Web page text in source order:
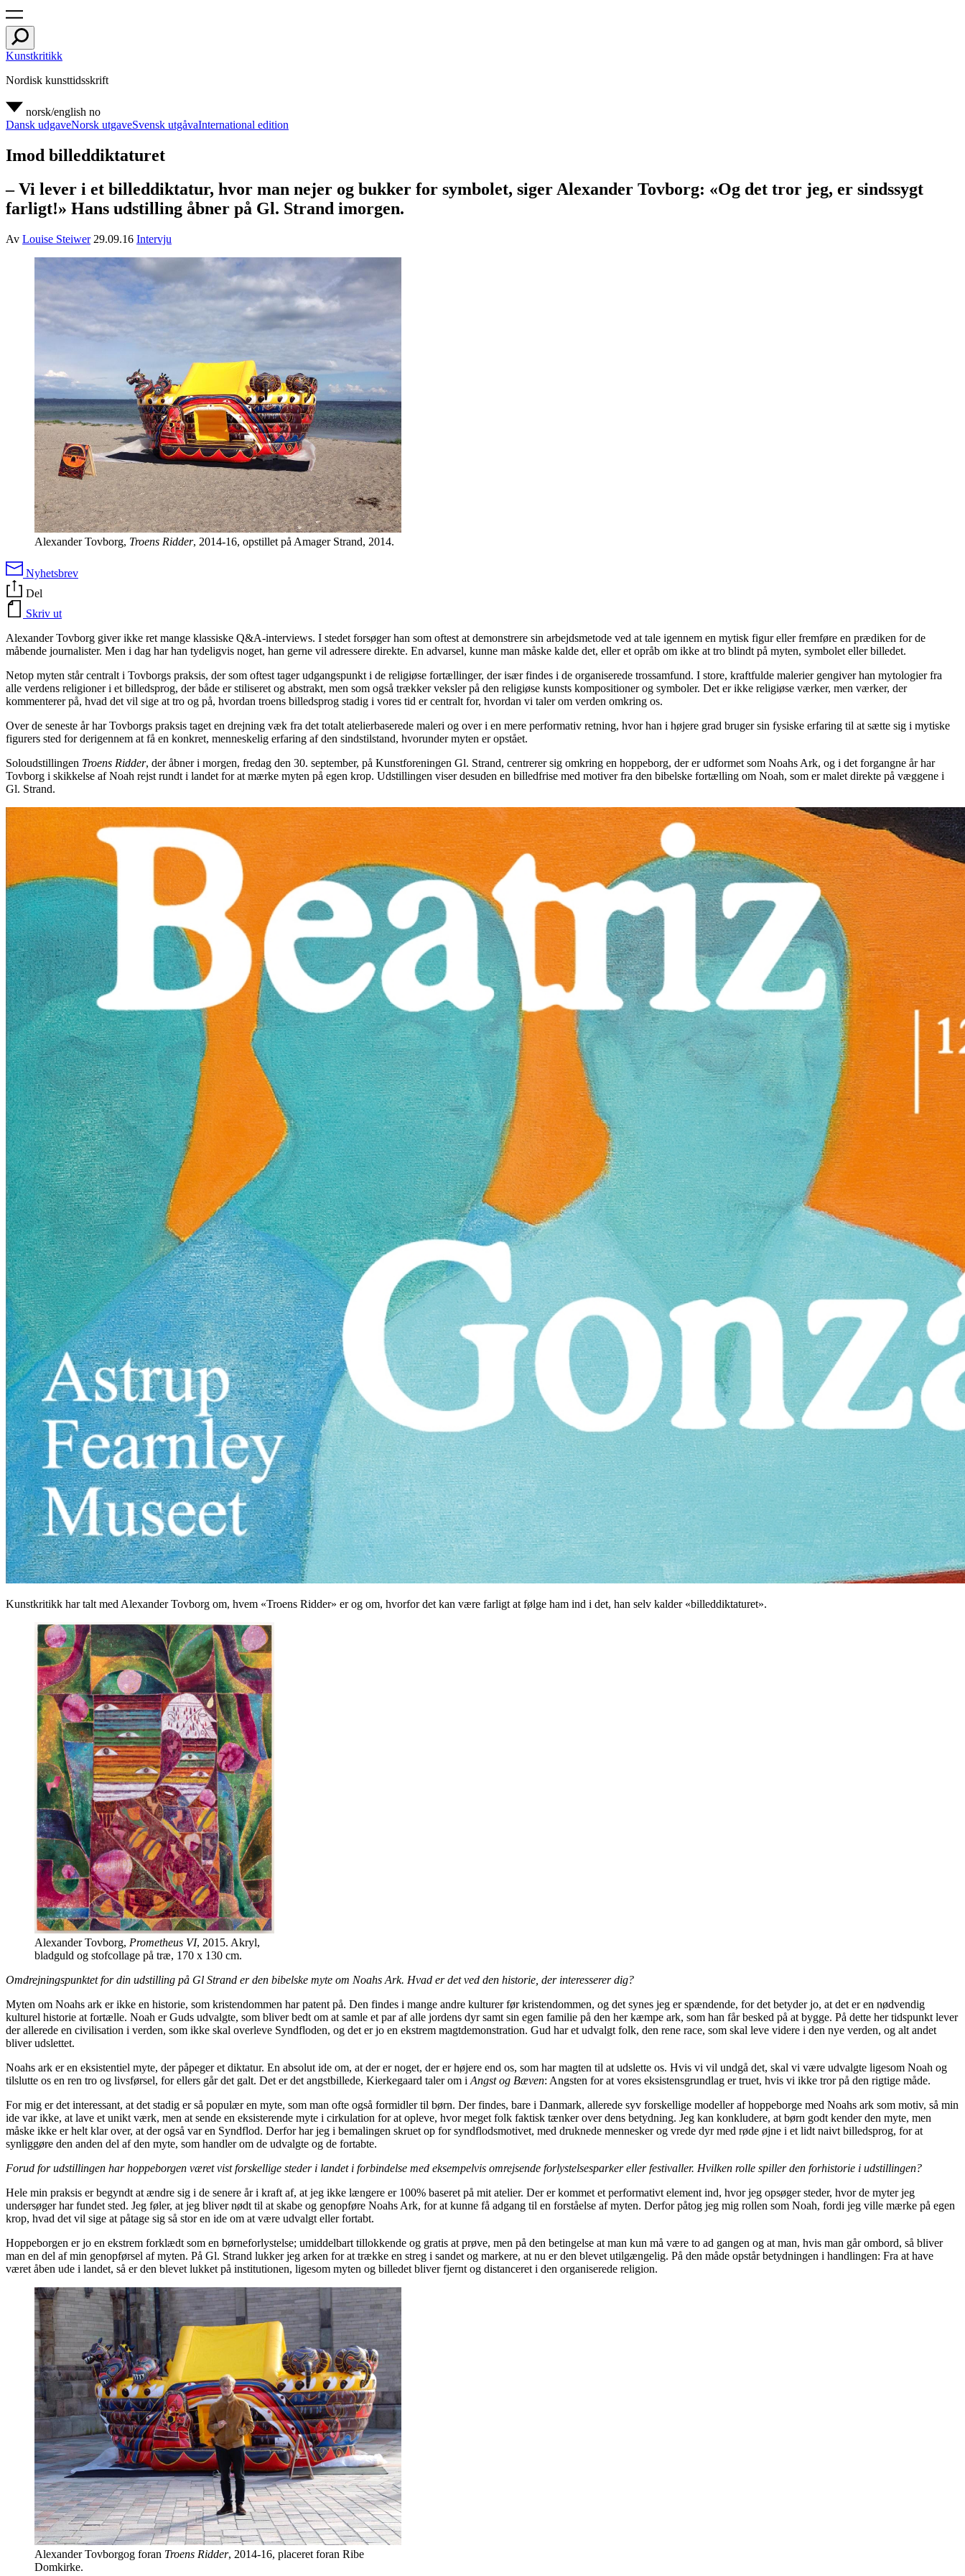
Kunstkritikk
Nordisk kunsttidsskrift
norsk/english no
Dansk udgaveNorsk utgaveSvensk utgåvaInternational edition
Imod billeddiktaturet
– Vi lever i et billeddiktatur, hvor man nejer og bukker for symbolet, siger Alexander Tovborg: «Og det tror jeg, er sindssygt
farligt!» Hans udstilling åbner på Gl. Strand imorgen.
Av Louise Steiwer 29.09.16 Intervju
Alexander Tovborg, Troens Ridder, 2014-16, opstillet på Amager Strand, 2014.
Nyhetsbrev
Del
Skriv ut
Alexander Tovborg giver ikke ret mange klassiske Q&A-interviews. I stedet forsøger han som oftest at demonstrere sin arbejdsmetode ved at tale igennem en mytisk figur eller fremføre en prædiken for de
måbende journalister. Men i dag har han tydeligvis noget, han gerne vil adressere direkte. En advarsel, kunne man måske kalde det, eller et opråb om ikke at tro blindt på myten, symbolet eller billedet.
Netop myten står centralt i Tovborgs praksis, der som oftest tager udgangspunkt i de religiøse fortællinger, der især findes i de organiserede trossamfund. I store, kraftfulde malerier gengiver han mytologier fra
alle verdens religioner i et billedsprog, der både er stiliseret og abstrakt, men som også trækker veksler på den religiøse kunsts kompositioner og symboler. Det er ikke religiøse værker, men værker, der
kommenterer på, hvad det vil sige at tro og på, hvordan troens billedsprog stadig i vores tid er centralt for, hvordan vi taler om verden omkring os.
Over de seneste år har Tovborgs praksis taget en drejning væk fra det totalt atelierbaserede maleri og over i en mere performativ retning, hvor han i højere grad bruger sin fysiske erfaring til at sætte sig i mytiske
figurers sted for derigennem at få en konkret, menneskelig erfaring af den sindstilstand, hvorunder myten er opstået.
Soloudstillingen Troens Ridder, der åbner i morgen, fredag den 30. september, på Kunstforeningen Gl. Strand, centrerer sig omkring en hoppeborg, der er udformet som Noahs Ark, og i det forgangne år har
Tovborg i skikkelse af Noah rejst rundt i landet for at mærke myten på egen krop. Udstillingen viser desuden en billedfrise med motiver fra den bibelske fortælling om Noah, som er malet direkte på væggene i
Gl. Strand.
Kunstkritikk har talt med Alexander Tovborg om, hvem «Troens Ridder» er og om, hvorfor det kan være farligt at følge ham ind i det, han selv kalder «billeddiktaturet».
Alexander Tovborg, Prometheus VI, 2015. Akryl,
bladguld og stofcollage på træ, 170 x 130 cm.
Omdrejningspunktet for din udstilling på Gl Strand er den bibelske myte om Noahs Ark. Hvad er det ved den historie, der interesserer dig?
Myten om Noahs ark er ikke en historie, som kristendommen har patent på. Den findes i mange andre kulturer før kristendommen, og det synes jeg er spændende, for det betyder jo, at det er en nødvendig
kulturel historie at fortælle. Noah er Guds udvalgte, som bliver bedt om at samle et par af alle jordens dyr samt sin egen familie på den her kæmpe ark, som han får besked på at bygge. På dette her tidspunkt lever
der allerede en civilisation i verden, som ikke skal overleve Syndfloden, og det er jo en ekstrem magtdemonstration. Gud har et udvalgt folk, den rene race, som skal leve videre i den nye verden, og alt andet
bliver udslettet.
Noahs ark er en eksistentiel myte, der påpeger et diktatur. En absolut ide om, at der er noget, der er højere end os, som har magten til at udslette os. Hvis vi vil undgå det, skal vi være udvalgte ligesom Noah og
tilslutte os en ren tro og livsførsel, for ellers går det galt. Det er det angstbillede, Kierkegaard taler om i Angst og Bæven: Angsten for at vores eksistensgrundlag er truet, hvis vi ikke tror på den rigtige måde.
For mig er det interessant, at det stadig er så populær en myte, som man ofte også formidler til børn. Der findes, bare i Danmark, allerede syv forskellige modeller af hoppeborge med Noahs ark som motiv, så min
ide var ikke, at lave et unikt værk, men at sende en eksisterende myte i cirkulation for at opleve, hvor meget folk faktisk tænker over dens betydning. Jeg kan konkludere, at børn godt kender den myte, men
måske ikke er helt klar over, at der også var en Syndflod. Derfor har jeg i bemalingen skruet op for syndflodsmotivet, med druknede mennesker og vrede dyr med røde øjne i et lidt naivt billedsprog, for at
synliggøre den anden del af den myte, som handler om de udvalgte og de fortabte.
Forud for udstillingen har hoppeborgen været vist forskellige steder i landet i forbindelse med eksempelvis omrejsende forlystelsesparker eller festivaller. Hvilken rolle spiller den forhistorie i udstillingen?
Hele min praksis er begyndt at ændre sig i de senere år i kraft af, at jeg ikke længere er 100% baseret på mit atelier. Der er kommet et performativt element ind, hvor jeg opsøger steder, hvor de myter jeg
undersøger har fundet sted. Jeg føler, at jeg bliver nødt til at skabe og genopføre Noahs Ark, for at kunne få adgang til en forståelse af myten. Derfor påtog jeg mig rollen som Noah, fordi jeg ville mærke på egen
krop, hvad det vil sige at påtage sig så stor en ide om at være udvalgt eller fortabt.
Hoppeborgen er jo en ekstrem forklædt som en børneforlystelse; umiddelbart tillokkende og gratis at prøve, men på den betingelse at man kun må være to ad gangen og at man, hvis man går ombord, så bliver
man en del af min genopførsel af myten. På Gl. Strand lukker jeg arken for at trække en streg i sandet og markere, at nu er den blevet utilgængelig. På den måde opstår betydningen i handlingen: Fra at have
været åben ude i landet, så er den blevet lukket på institutionen, ligesom myten og billedet bliver fjernt og distanceret i den organiserede religion.
Alexander Tovborgog foran Troens Ridder, 2014-16, placeret foran Ribe
Domkirke.